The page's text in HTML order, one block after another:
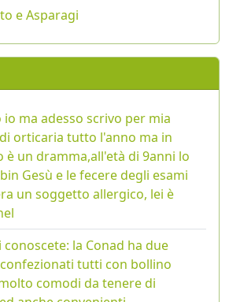
e Asparagi
io ma adesso scrivo per mia
orticaria tutto l'anno ma in
è un dramma,all'età di 9anni lo
Gesù e le fecere degli esami
un soggetto allergico, lei è
conoscete: la Conad ha due
tutti con bollino
comodi da tenere di